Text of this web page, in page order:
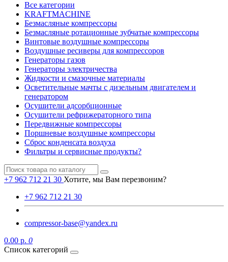
Все категории
KRAFTMACHINE
Безмасляные компрессоры
Безмасляные ротационные зубчатые компрессоры
Винтовые воздушные компрессоры
Воздушные ресиверы для компрессоров
Генераторы газов
Генераторы электричества
Жидкости и смазочные материалы
Осветительные мачты с дизельным двигателем и
генератором
Осушители адсорбционные
Осушители рефрижераторного типа
Передвижные компрессоры
Поршневые воздушные компрессоры
Сброс конденсата воздуха
Фильтры и сервисные продукты?
+7 962 712 21 30 Хотите, мы Вам перезвоним?
+7 962 712 21 30
compressor-base@yandex.ru
0.00 р. 0
Список категорий